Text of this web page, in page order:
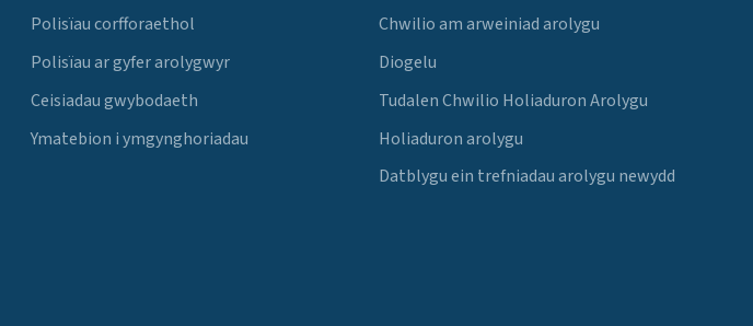
Polisïau corfforaethol
Polisïau ar gyfer arolygwyr
Ceisiadau gwybodaeth
Ymatebion i ymgynghoriadau
Chwilio am arweiniad arolygu
Diogelu
Tudalen Chwilio Holiaduron Arolygu
Holiaduron arolygu
Datblygu ein trefniadau arolygu newydd